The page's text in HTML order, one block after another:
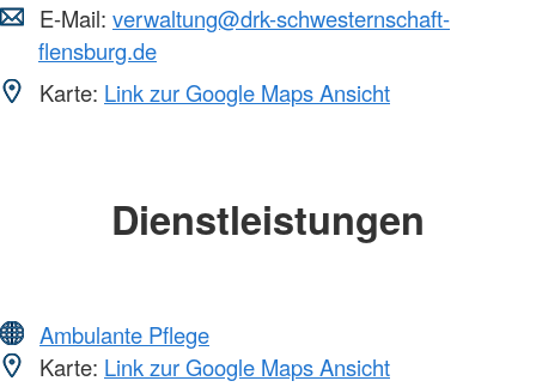
E-Mail: verwaltung@drk-schwesternschaft-
flensburg.de
Karte: Link zur Google Maps Ansicht
Dienstleistungen
Ambulante Pflege
Karte: Link zur Google Maps Ansicht